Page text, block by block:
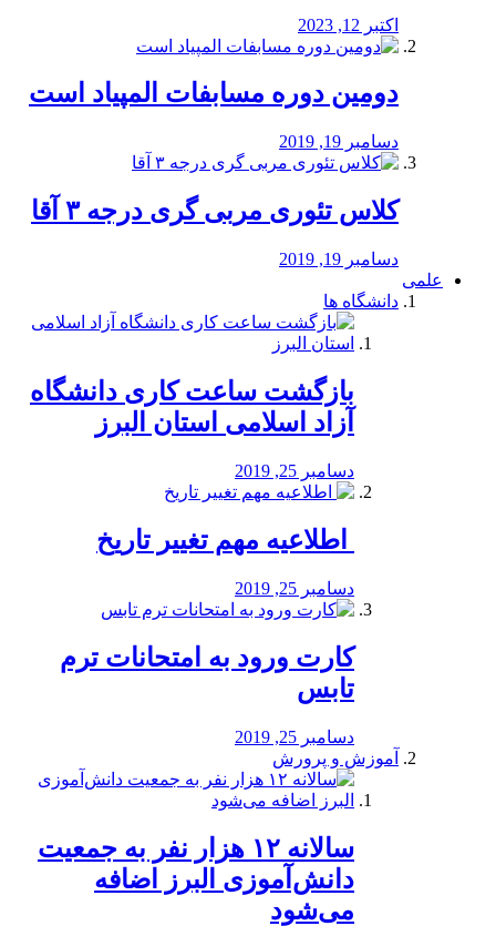
اکتبر 12, 2023
دومین دوره مسابفات المپیاد است
دسامبر 19, 2019
کلاس تئوری مربی گری درجه ۳ آقا
دسامبر 19, 2019
علمی
دانشگاه ها
بازگشت ساعت کاری دانشگاه
آزاد اسلامی استان البرز
دسامبر 25, 2019
️ اطلاعیه مهم تغییر تاریخ
دسامبر 25, 2019
کارت ورود به امتحانات ترم
تابس
دسامبر 25, 2019
آموزش و پرورش
️سالانه ۱۲ هزار نفر به جمعیت
دانش‌آموزی البرز اضافه
می‌شود